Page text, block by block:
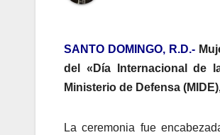
SANTO DOMINGO, R.D.-
del «Día Internacional de
Ministerio de Defensa
La ceremonia fue